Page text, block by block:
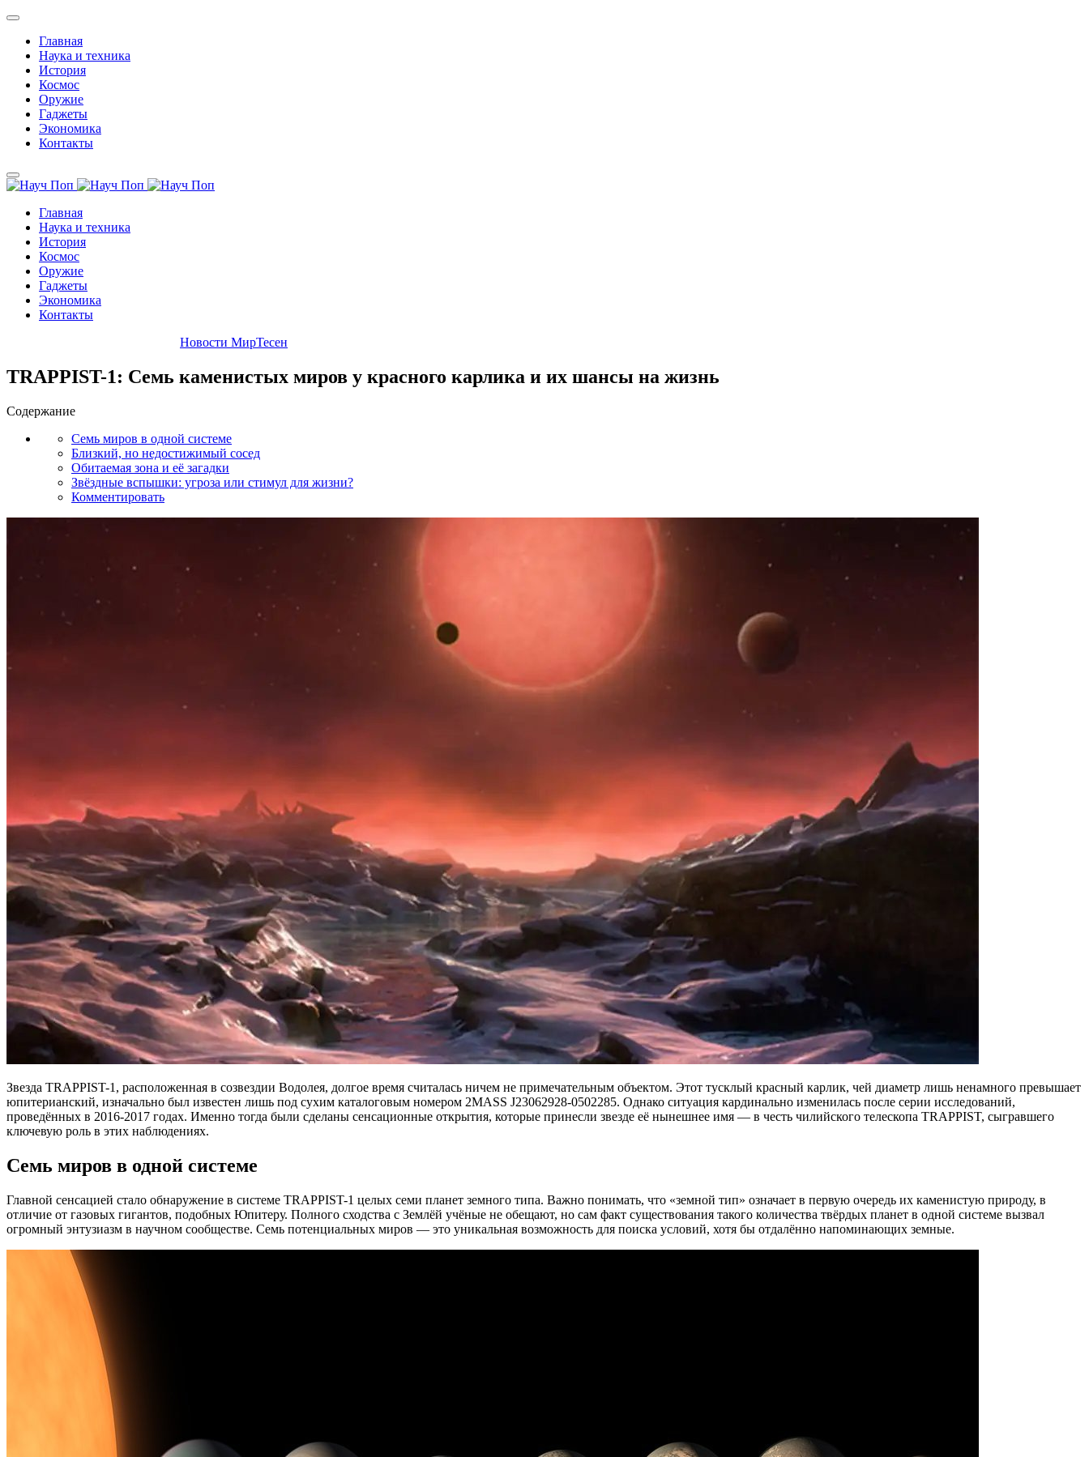
Главная
Наука и техника
История
Космос
Оружие
Гаджеты
Экономика
Контакты
Главная
Наука и техника
История
Космос
Оружие
Гаджеты
Экономика
Контакты
Новости МирТесен
TRAPPIST-1: Семь каменистых миров у красного карлика и их шансы на жизнь
Содержание
Семь миров в одной системе
Близкий, но недостижимый сосед
Обитаемая зона и её загадки
Звёздные вспышки: угроза или стимул для жизни?
Комментировать
Звезда TRAPPIST-1, расположенная в созвездии Водолея, долгое время считалась ничем не примечательным объектом. Этот тусклый красный карлик, чей диаметр лишь ненамного превышает
юпитерианский, изначально был известен лишь под сухим каталоговым номером 2MASS J23062928-0502285. Однако ситуация кардинально изменилась после серии исследований,
проведённых в 2016-2017 годах. Именно тогда были сделаны сенсационные открытия, которые принесли звезде её нынешнее имя — в честь чилийского телескопа TRAPPIST, сыгравшего
ключевую роль в этих наблюдениях.
Семь миров в одной системе
Главной сенсацией стало обнаружение в системе TRAPPIST-1 целых семи планет земного типа. Важно понимать, что «земной тип» означает в первую очередь их каменистую природу, в
отличие от газовых гигантов, подобных Юпитеру. Полного сходства с Землёй учёные не обещают, но сам факт существования такого количества твёрдых планет в одной системе вызвал
огромный энтузиазм в научном сообществе. Семь потенциальных миров — это уникальная возможность для поиска условий, хотя бы отдалённо напоминающих земные.